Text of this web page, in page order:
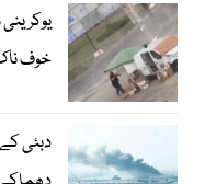
خوف